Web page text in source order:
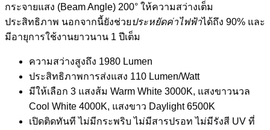
กระจายแสง (Beam Angle) 200° ให้ความสว่างเต็ม
ประสิทธิภาพ นอกจากนี้ยังช่วยประหยัดค่าไฟฟ้าได้ถึง 90% และ
มีอายุการใช้งานยาวนาน 1 ปีเต็ม
ความสว่างสูงถึง 1980 Lumen
ประสิทธิภาพการส่งแสง 110 Lumen/Watt
มีให้เลือก 3 แสงส้ม Warm White 3000K, แสงขาวนวล
Cool White 4000K, แสงขาว Daylight 6500K
เปิดติดทันที ไม่มีกระพริบ ไม่มีสารปรอท ไม่มีรังสี UV ที่